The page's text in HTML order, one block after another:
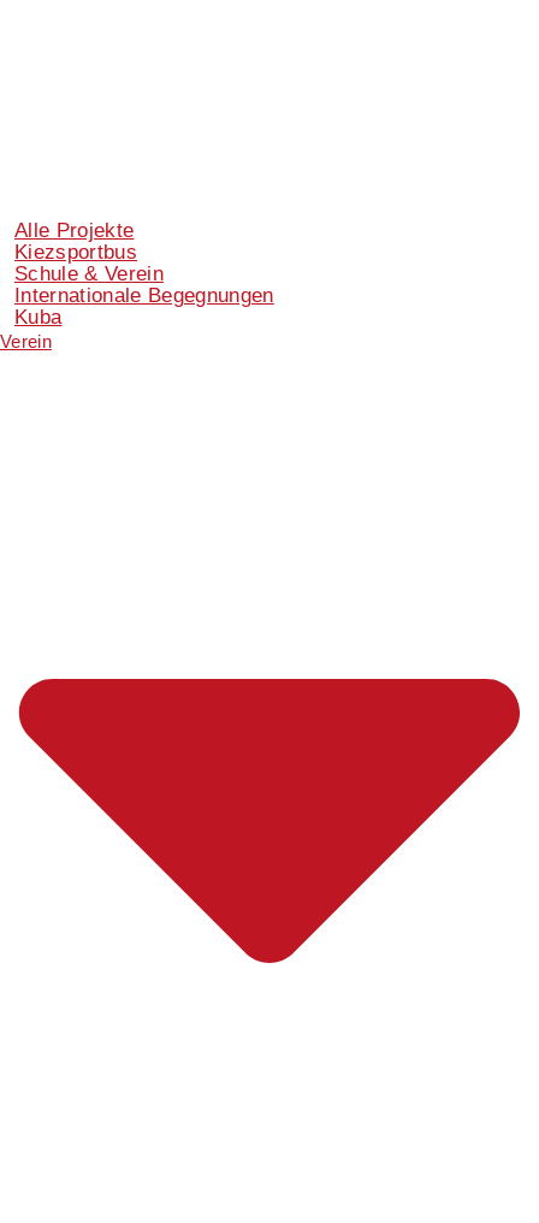
Alle Projekte
Kiezsportbus
Schule & Verein
Internationale Begegnungen
Kuba
Verein